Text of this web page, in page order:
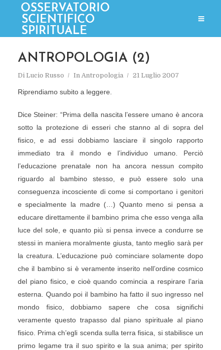
ANTROPOLOGIA (2)
Di Lucio Russo In Antropologia 21 Luglio 2007
Riprendiamo subito a leggere.
Dice Steiner: “Prima della nascita l’essere umano è ancora
sotto la protezione di esseri che stanno al di sopra del
fisico, e ad essi dobbiamo lasciare il singolo rapporto
immediato tra il mondo e l’individuo umano. Perciò
l’educazione prenatale non ha ancora nessun compito
riguardo al bambino stesso, e può essere solo una
conseguenza incosciente di come si comportano i genitori
e specialmente la madre (…) Quanto meno si pensa a
educare direttamente il bambino prima che esso venga alla
luce del sole, e quanto più si pensa invece a condurre se
stessi in maniera moralmente giusta, tanto meglio sarà per
la creatura. L’educazione può cominciare solamente dopo
che il bambino si è veramente inserito nell’ordine cosmico
del piano fisico, e cioè quando comincia a respirare l’aria
esterna. Quando poi il bambino ha fatto il suo ingresso nel
mondo fisico, dobbiamo sapere che cosa significhi
veramente questo trapasso dal piano spirituale al piano
fisico. Prima ch’egli scenda sulla terra fisica, si stabilisce un
primo legame tra il suo spirito e la sua anima; per spirito